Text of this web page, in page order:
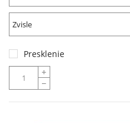
Zvisle
Presklenie